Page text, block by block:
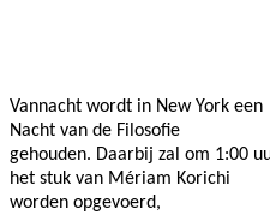
Vannacht wordt in New York een
Nacht van de Filosofie
gehouden. Daarbij zal om 1:00
het stuk van Mériam Korichi
worden opgevoerd,